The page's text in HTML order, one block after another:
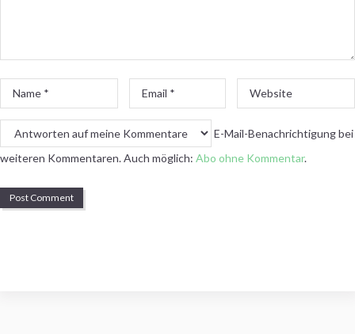
Name
*
Email
*
Website
E-Mail-Benachrichtigung bei
weiteren Kommentaren. Auch möglich: Abo ohne Kommentar.